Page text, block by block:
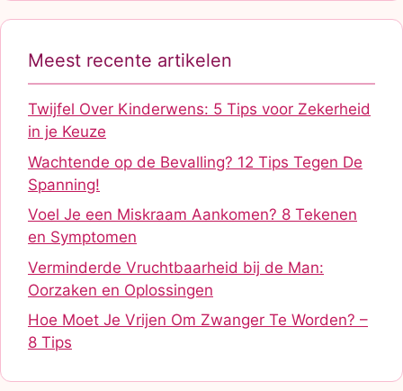
Meest recente artikelen
Twijfel Over Kinderwens: 5 Tips voor Zekerheid
in je Keuze
Wachtende op de Bevalling? 12 Tips Tegen De
Spanning!
Voel Je een Miskraam Aankomen? 8 Tekenen
en Symptomen
Verminderde Vruchtbaarheid bij de Man:
Oorzaken en Oplossingen
Hoe Moet Je Vrijen Om Zwanger Te Worden? –
8 Tips